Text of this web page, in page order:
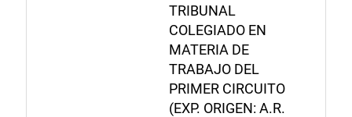
TRIBUNAL
COLEGIADO EN
MATERIA DE
TRABAJO DEL
PRIMER CIRCUITO
(EXP. ORIGEN: A.R.